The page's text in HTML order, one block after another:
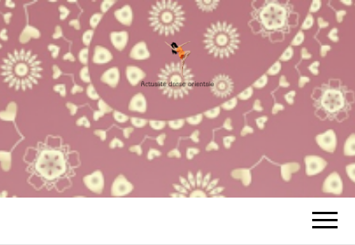
ACTUALITÉ
DANSE
Votre Site à tout faire